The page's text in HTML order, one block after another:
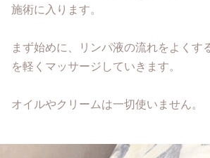
施術に入ります。
まず始めに、リンパ液の流れをよくす
を軽くマッサージしていきます。
オイルやクリームは一切使いません。